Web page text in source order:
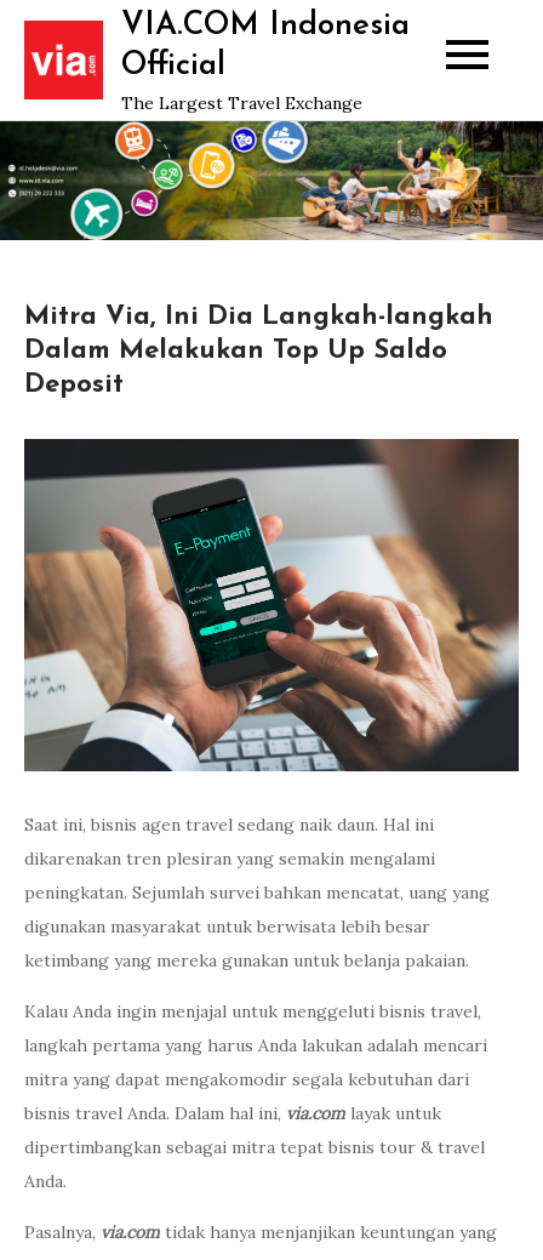
Skip
content
VIA.COM Indonesia
Official
The Largest Travel Exchange
Mitra Via, Ini Dia Langkah-langkah
Dalam Melakukan Top Up Saldo
Deposit
Saat ini, bisnis agen travel sedang naik daun. Hal ini
dikarenakan tren plesiran yang semakin mengalami
peningkatan. Sejumlah survei bahkan mencatat, uang yang
digunakan masyarakat untuk berwisata lebih besar
ketimbang yang mereka gunakan untuk belanja pakaian.
Kalau Anda ingin menjajal untuk menggeluti bisnis travel,
langkah pertama yang harus Anda lakukan adalah mencari
mitra yang dapat mengakomodir segala kebutuhan dari
bisnis travel Anda. Dalam hal ini, via.com layak untuk
dipertimbangkan sebagai mitra tepat bisnis tour & travel
Anda.
Pasalnya, via.com tidak hanya menjanjikan keuntungan yang